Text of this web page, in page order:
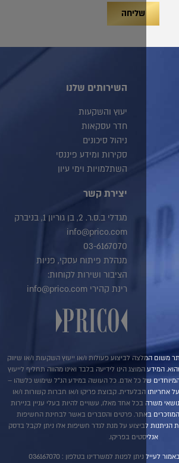
ו/או שיווק
תחליף לייעוץ
שימוש כלשהו –
קשורות ו/או
עניין בניירות
החשיפות
ניתן לקבל בדסק